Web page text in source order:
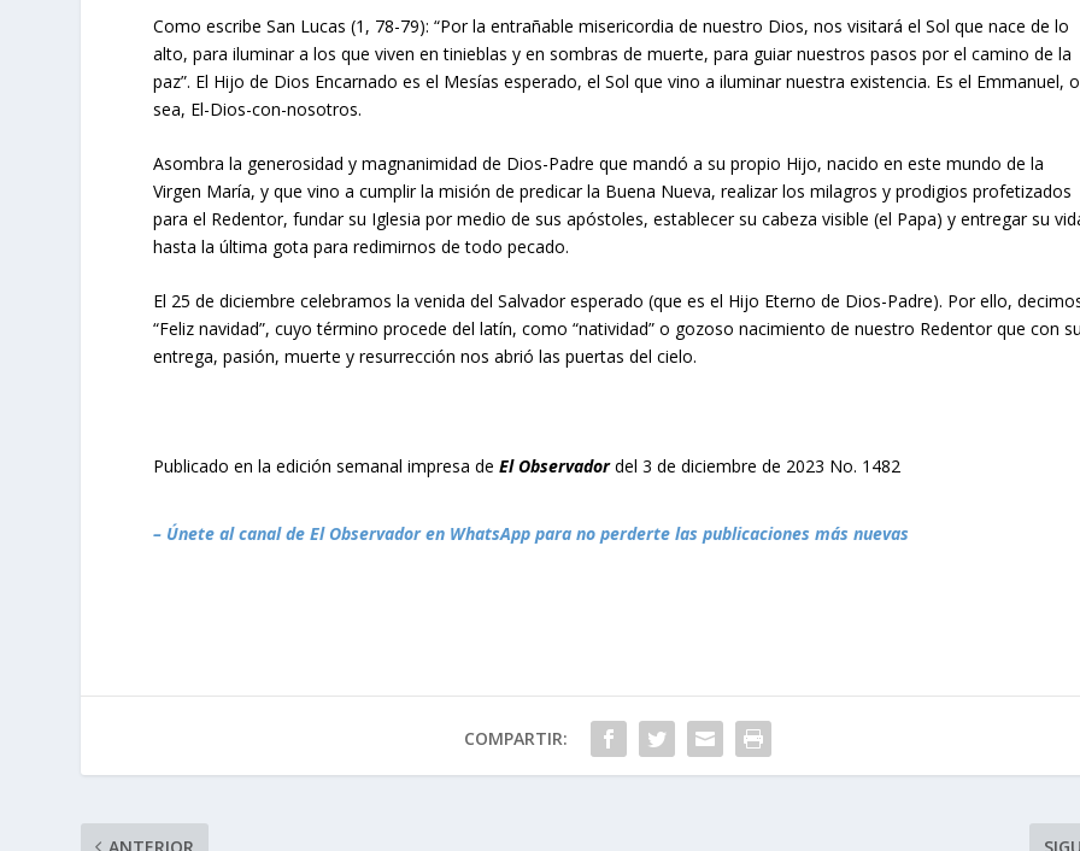
Como escribe San Lucas (1, 78-79): “Por la entrañable misericordia de nuestro Dios, nos visitará el Sol que nace de lo
alto, para iluminar a los que viven en tinieblas y en sombras de muerte, para guiar nuestros pasos por el camino de la
paz”. El Hijo de Dios Encarnado es el Mesías esperado, el Sol que vino a iluminar nuestra existencia. Es el Emmanuel, o
sea, El-Dios-con-nosotros.
Asombra la generosidad y magnanimidad de Dios-Padre que mandó a su propio Hijo, nacido en este mundo de la
Virgen María, y que vino a cumplir la misión de predicar la Buena Nueva, realizar los milagros y prodigios profetizados
para el Redentor, fundar su Iglesia por medio de sus apóstoles, establecer su cabeza visible (el Papa) y entregar su
hasta la última gota para redimirnos de todo pecado.
El 25 de diciembre celebramos la venida del Salvador esperado (que es el Hijo Eterno de Dios-Padre). Por ello,
“Feliz navidad”, cuyo término procede del latín, como “natividad” o gozoso nacimiento de nuestro Redentor que con su
entrega, pasión, muerte y resurrección nos abrió las puertas del cielo.
Publicado en la edición semanal impresa deEl Observadordel 3 de diciembre de 2023 No. 1482
– Únete al canal de El Observador en WhatsApp para no perderte las publicaciones más nuevas
COMPARTIR: